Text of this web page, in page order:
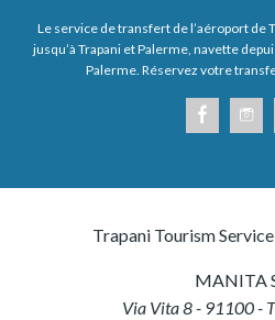
Le service de transfert de l’aéroport de
jusqu’à Trapani et Palerme, navette
Palerme. Réservez votre
Trapani Tourism
MANITA
Via Vita 8- 91100-